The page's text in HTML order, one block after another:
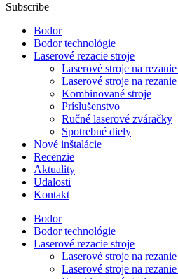
Subscribe
Bodor
Bodor technológie
Laserové rezacie stroje
Laserové stroje na
Laserové stroje na
Kombinované stroje
Príslušenstvo
Ručné laserové zváračky
Spotrebné diely
Nové inštalácie
Recenzie
Aktuality
Udalosti
Kontakt
Bodor
Bodor technológie
Laserové rezacie stroje
Laserové stroje na
Laserové stroje na